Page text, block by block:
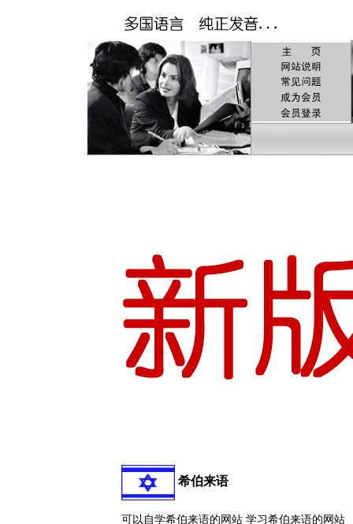
希伯来语
可以自学希伯来语的网站 学习希伯来语的网站